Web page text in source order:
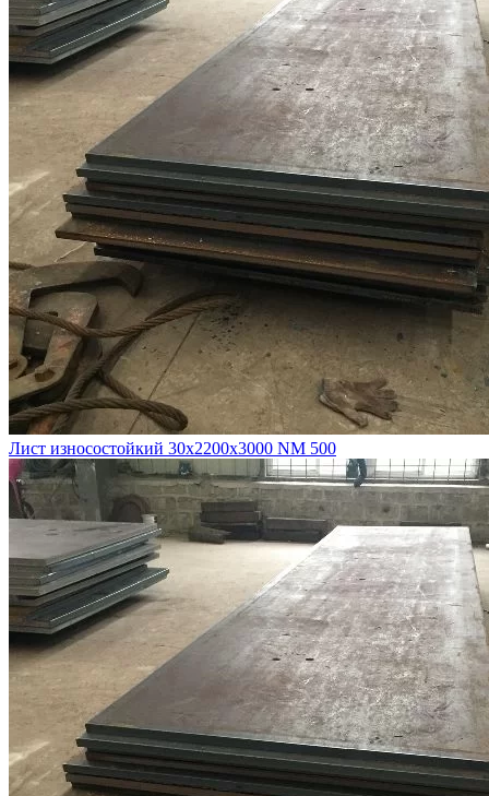
Лист износостойкий 30х2200х3000 NM 500